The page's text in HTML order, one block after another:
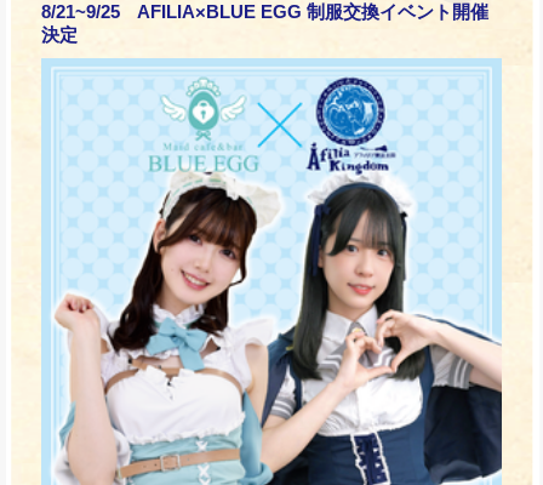
8/21~9/25 AFILIA×BLUE EGG 制服交換イベント開催
決定